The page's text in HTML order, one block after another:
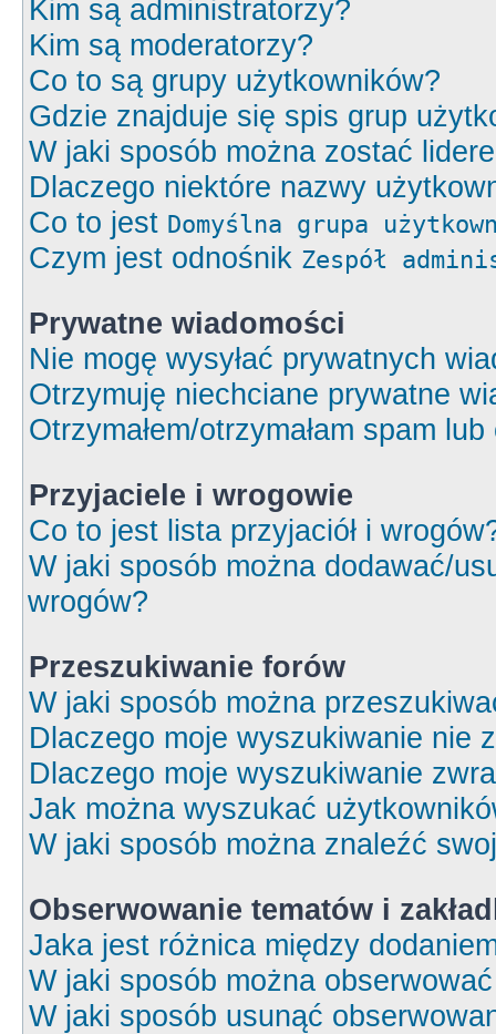
Kim są administratorzy?
Kim są moderatorzy?
Co to są grupy użytkowników?
Gdzie znajduje się spis grup
W jaki sposób można zostać
Dlaczego niektóre nazwy
Co to jest Domyślna grupa
Czym jest odnośnik Zespół
Prywatne wiadomości
Nie mogę wysyłać prywatnych
Otrzymuję niechciane prywatne
Otrzymałem/otrzymałam spam
Przyjaciele i wrogowie
Co to jest lista przyjaciół i
W jaki sposób można dodawać/
wrogów?
Przeszukiwanie forów
W jaki sposób można
Dlaczego moje wyszukiwanie nie
Dlaczego moje wyszukiwanie
Jak można wyszukać
W jaki sposób można znaleźć
Obserwowanie tematów i
Jaka jest różnica między
W jaki sposób można
W jaki sposób usunąć